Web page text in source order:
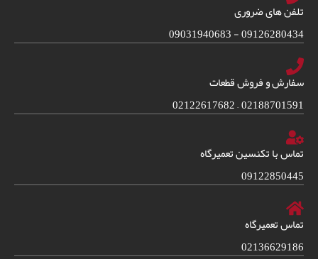
تلفن های ضروری
09126280434 - 09031940683
سفارش و فروش قطعات
02188701591 – 02122617682
تماس با تکنسین تعمیرگاه
09122850445
تماس تعمیرگاه
02136629186